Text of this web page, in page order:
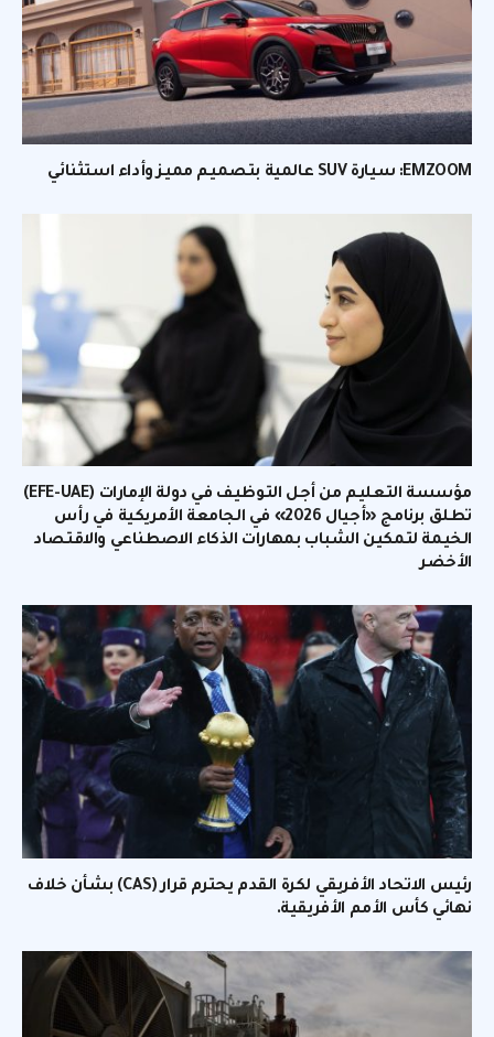
EMZOOM: سيارة SUV عالمية بتصميم مميز وأداء استثنائي
مؤسسة التعليم من أجل التوظيف في دولة الإمارات (EFE-UAE)
تطلق برنامج «أجيال 2026» في الجامعة الأمريكية في رأس
الخيمة لتمكين الشباب بمهارات الذكاء الاصطناعي والاقتصاد
الأخضر
رئيس الاتحاد الأفريقي لكرة القدم يحترم قرار (CAS) بشأن خلاف
نهائي كأس الأمم الأفريقية.